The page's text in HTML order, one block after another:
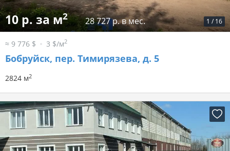
1 / 16
10 р. за м2 28 727 р. в мес.
≈ 9 776 $ 3 $/м2
Бобруйск, пер. Тимирязева, д. 5
2824 м2